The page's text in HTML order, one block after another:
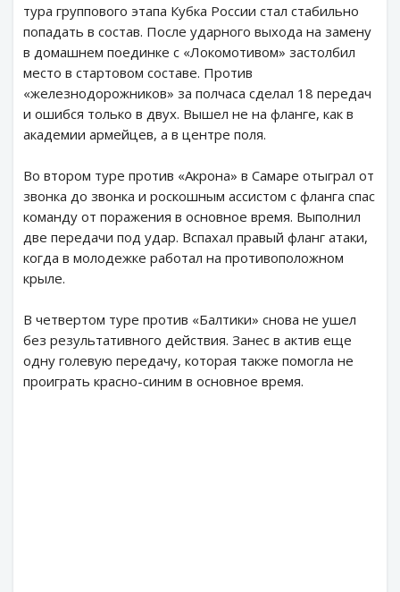
тура группового этапа Кубка России стал стабильно
попадать в состав. После ударного выхода на замену
в домашнем поединке с «Локомотивом» застолбил
место в стартовом составе. Против
«железнодорожников» за полчаса сделал 18 передач
и ошибся только в двух. Вышел не на фланге, как в
академии армейцев, а в центре поля.
Во втором туре против «Акрона» в Самаре отыграл от
звонка до звонка и роскошным ассистом с фланга спас
команду от поражения в основное время. Выполнил
две передачи под удар. Вспахал правый фланг атаки,
когда в молодежке работал на противоположном
крыле.
В четвертом туре против «Балтики» снова не ушел
без результативного действия. Занес в актив еще
одну голевую передачу, которая также помогла не
проиграть красно-синим в основное время.